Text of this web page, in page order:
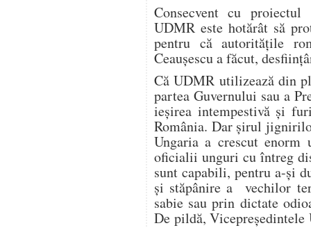
Consecvent cu
UDMR este hotărât să
pentru că autorităţile
Ceauşescu a făcut,
Că UDMR utilizează din
partea Guvernului sau a
ieşirea intempestivă şi
România. Dar şirul
Ungaria a crescut
oficialii unguri cu întreg
sunt capabili, pentru a-şi
şi stăpânire a vechilor
sabie sau prin dictate
De pildă,